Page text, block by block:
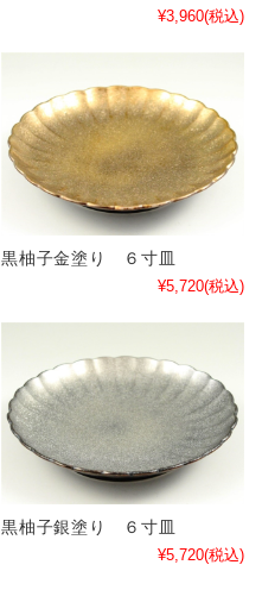
¥3,960(税込)
黒柚子金塗り ６寸皿
¥5,720(税込)
黒柚子銀塗り ６寸皿
¥5,720(税込)